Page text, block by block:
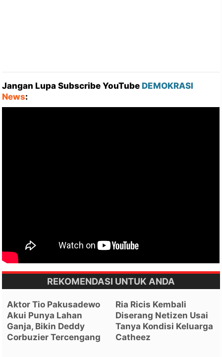
Jangan Lupa Subscribe YouTube DEMOKRASI
News:
REKOMENDASI UNTUK ANDA
Aktor Tio Pakusadewo
Akui Punya Lahan
Ganja, Bikin Deddy
Corbuzier Tercengang
Ria Ricis Kembali
Diserang Netizen Usai
Tanya Kondisi Keluarga
Catheez